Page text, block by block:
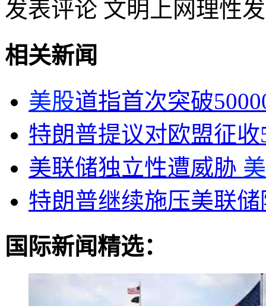
发表评论 文明上网理性
相关新闻
美股道指首次突破
特朗普提议对欧盟征收
美联储独立性遭威胁
特朗普继续施压美联
国际新闻精选：